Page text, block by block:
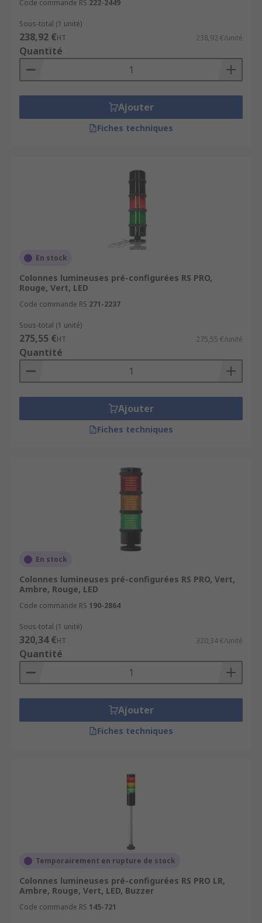
Code commande RS 222-2449
Sous-total (1 unité)
238,92 €HT 238,92 €/unité
Quantité
Ajouter
Fiches techniques
En stock
Colonnes lumineuses pré-configurées RS PRO,
Rouge, Vert, LED
Code commande RS 271-2237
Sous-total (1 unité)
275,55 €HT 275,55 €/unité
Quantité
Ajouter
Fiches techniques
En stock
Colonnes lumineuses pré-configurées RS PRO, Vert,
Ambre, Rouge, LED
Code commande RS 190-2864
Sous-total (1 unité)
320,34 €HT 320,34 €/unité
Quantité
Ajouter
Fiches techniques
Temporairement en rupture de stock
Colonnes lumineuses pré-configurées RS PRO LR,
Ambre, Rouge, Vert, LED, Buzzer
Code commande RS 145-721